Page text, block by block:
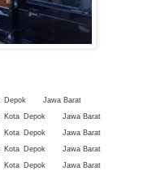
Depok
Jawa Barat
Kota Depok
Jawa Barat
Kota Depok
Jawa Barat
Kota Depok
Jawa Barat
Kota Depok
Jawa Barat